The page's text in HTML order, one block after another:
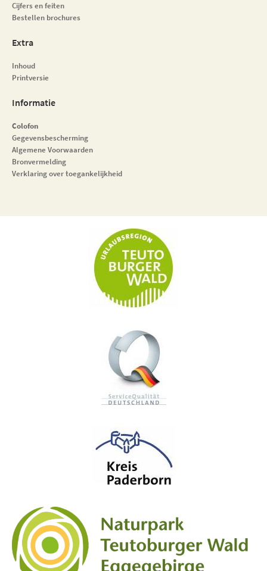
Cijfers en feiten
Bestellen brochures
Extra
Inhoud
Printversie
Informatie
Colofon
Gegevensbescherming
Algemene Voorwaarden
Bronvermelding
Verklaring over toegankelijkheid